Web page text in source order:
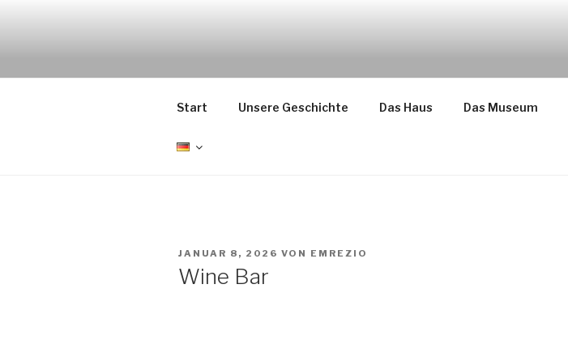
Start Unsere Geschichte Das Haus Das Museum
VERÖFFENTLICHT
JANUAR 8, 2026 VON EMREZIO
Wine Bar